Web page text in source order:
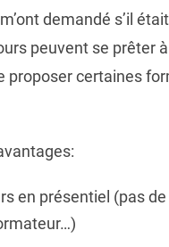
demandé s’il
peuvent se prêter
proposer certaines
en présentiel (pas